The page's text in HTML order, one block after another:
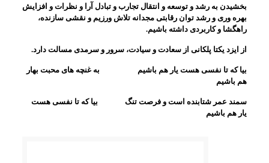
بخشیدن به رشد و توسعه و انتقال تجارب و تبادل آرا و نظرات و افزایش
بهره وری و رشد توان رقابتی مجدانه تلاش ورزیم و نقشی سازنده،
راهگشا و کاربردی داشته باشیم.
از ایزد یکتا پلکانی از سعادت و سیادت، سرور و سرمدی مسالت دارد.
بیا که تا نفسی هست یار هم باشیم به غنچه های محبت بهار
هم باشیم
سمند عمر شتابنده است و فرصت تنگ بیا که تا نفسی هست
یار هم باشیم